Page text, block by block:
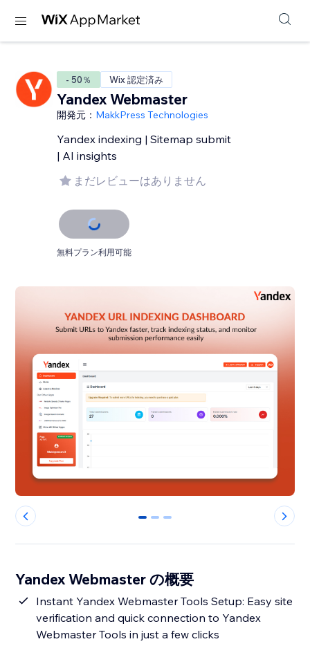
- 50％ Wix 認定済み
Yandex Webmaster
開発元： MakkPress Technologies
Yandex indexing | Sitemap submit
| AI insights
まだレビューはありません
無料プラン利用可能
0 1 2
Yandex Webmaster の概要
Instant Yandex Webmaster Tools Setup: Easy site
verification and quick connection to Yandex
Webmaster Tools in just a few clicks